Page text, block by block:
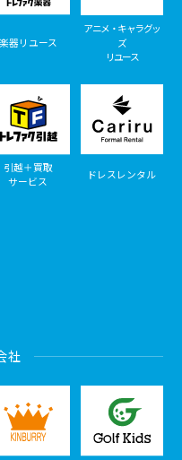
楽器リユース
アニメ・キャラグッ
ズ
リユース
引越＋買取
サービス
ドレスレンタル
社